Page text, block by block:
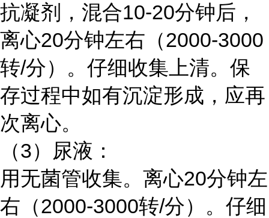
抗凝剂，混合10-20分钟后，
离心20分钟左右（2000-3000
转/分）。仔细收集上清。保
存过程中如有沉淀形成，应再
次离心。
（3）尿液：
用无菌管收集。离心20分钟左
右（2000-3000转/分）。仔细